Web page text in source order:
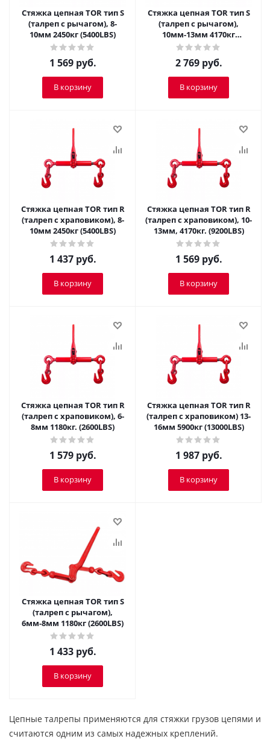
Стяжка цепная TOR тип S
(талреп с рычагом), 8-
10мм 2450кг (5400LBS)
1 569руб.
В корзину
Стяжка цепная TOR тип S
(талреп с рычагом),
10мм-13мм 4170кг
(9200LBS)
2 769руб.
В корзину
Стяжка цепная TOR тип R
(талреп с храповиком), 8-
10мм 2450кг (5400LBS)
1 437руб.
В корзину
Стяжка цепная TOR тип R
(талреп с храповиком), 10-
13мм, 4170кг. (9200LBS)
1 569руб.
В корзину
Стяжка цепная TOR тип R
(талреп с храповиком), 6-
8мм 1180кг. (2600LBS)
1 579руб.
В корзину
Стяжка цепная TOR тип R
(талреп с храповиком) 13-
16мм 5900кг (13000LBS)
1 987руб.
В корзину
Стяжка цепная TOR тип S
(талреп с рычагом),
6мм-8мм 1180кг (2600LBS)
1 433руб.
В корзину
Цепные талрепы применяются для стяжки грузов цепями и
считаются одним из самых надежных креплений.